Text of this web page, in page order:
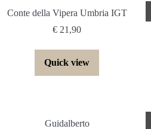
Conte della Vipera Umbria IGT
€ 21,90
Quick view
Guidalberto